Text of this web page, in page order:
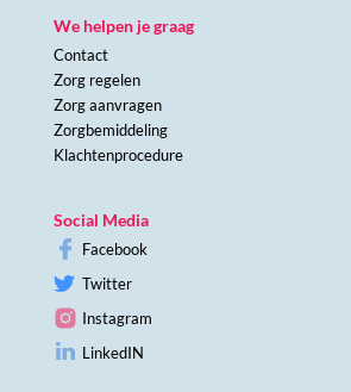
We helpen je graag
Contact
Zorg regelen
Zorg aanvragen
Zorgbemiddeling
Klachtenprocedure
Social Media
Facebook
Twitter
Instagram
LinkedIN